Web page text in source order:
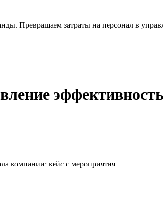
Превращаем затраты на персонал в
компании: кейс с мероприятия